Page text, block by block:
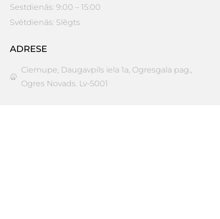
Sestdienās: 9:00 – 15:00
Svētdienās: Slēgts
ADRESE
Ciemupe, Daugavpils iela 1a, Ogresgala pag.,
Ogres Novads. Lv-5001